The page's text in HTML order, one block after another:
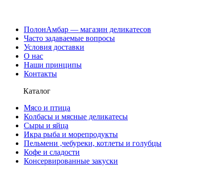
ПолонАмбар — магазин деликатесов
Часто задаваемые вопросы
Условия доставки
О нас
Наши принципы
Контакты
Каталог
Мясо и птица
Колбасы и мясные деликатесы
Сыры и яйца
Икра рыба и морепродукты
Пельмени ,чебуреки, котлеты и голубцы
Кофе и сладости
Консервированные закуски